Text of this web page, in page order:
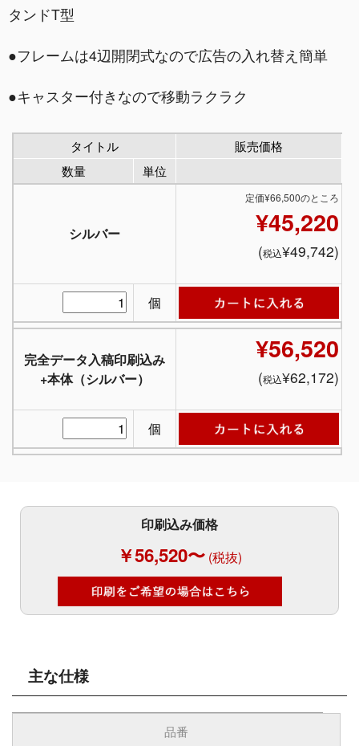
タンドT型
●フレームは4辺開閉式なので広告の入れ替え簡単
●キャスター付きなので移動ラクラク
タイトル
販売価格
数量
単位
シルバー
定価¥66,500のところ
¥45,220
(税込¥49,742)
個
完全データ入稿印刷込み
+本体（シルバー）
¥56,520
(税込¥62,172)
個
印刷込み価格
￥56,520〜 (税抜)
主な仕様
品番